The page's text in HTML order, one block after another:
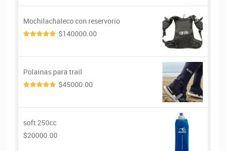
Mochilachaleco con reservorio
$140000.00
Polainas para trail
$45000.00
soft 250cc
$20000.00